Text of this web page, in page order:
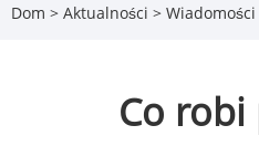
Dom > Aktualności >
Co